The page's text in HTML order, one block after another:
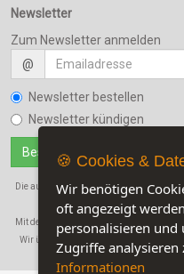
Newsletter
Zum Newsletter anmelden
@
Newsletter bestellen
Newsletter kündigen
Die auf dieser Seite verwendeten
sind
Mit der Benutzung dieser Seite erkennen
Wir übernehmen in keinem Fall eine
🍪 Cookies &
Wir benötigen
oft angezeigt
personalisieren und
Zugriffe analysieren
Informationen